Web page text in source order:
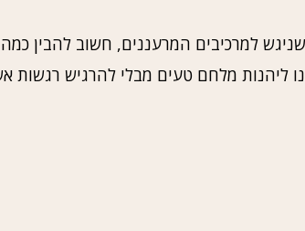
למרכיבים המרעננים, חשוב להבין
ליהנות מלחם טעים מבלי להרגיש רגשות